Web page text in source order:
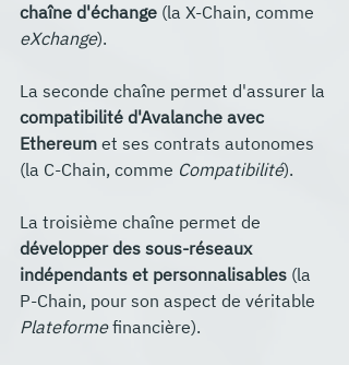
chaîne d'échange (la X-Chain, comme
eXchange).
La seconde chaîne permet d'assurer la
compatibilité d'Avalanche avec
Ethereum et ses contrats autonomes
(la C-Chain, comme Compatibilité).
La troisième chaîne permet de
développer des sous-réseaux
indépendants et personnalisables (la
P-Chain, pour son aspect de véritable
Plateforme financière).